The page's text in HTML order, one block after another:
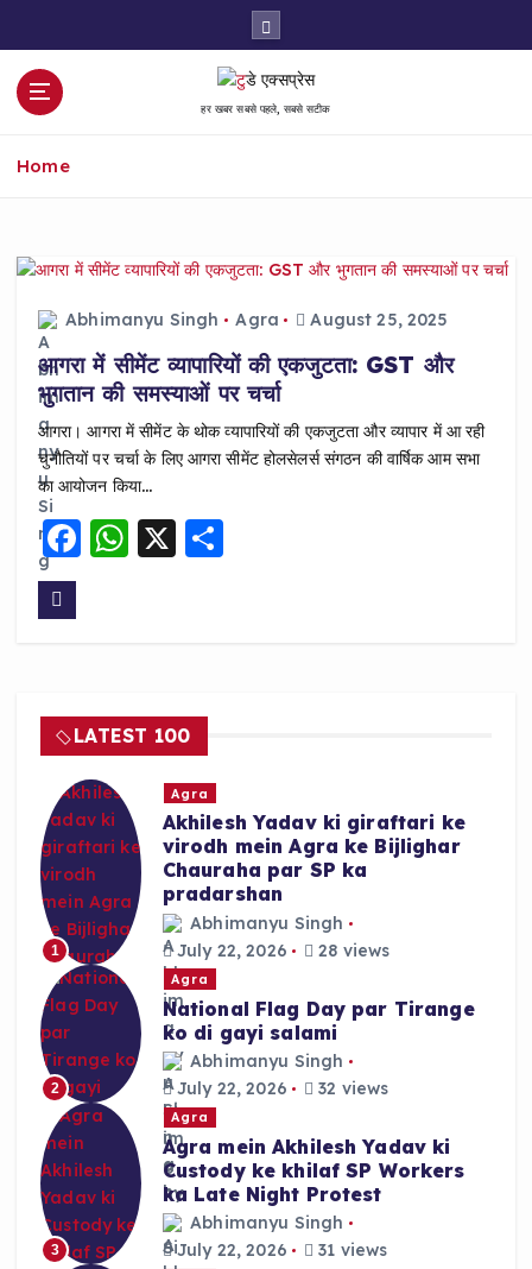
हर खबर सबसे पहले, सबसे सटीक
Home
Abhimanyu Singh Agra August 25, 2025
आगरा में सीमेंट व्यापारियों की एकजुटता: GST और
भुगतान की समस्याओं पर चर्चा
आगरा। आगरा में सीमेंट के थोक व्यापारियों की एकजुटता और व्यापार में आ रही
चुनौतियों पर चर्चा के लिए आगरा सीमेंट होलसेलर्स संगठन की वार्षिक आम सभा
का आयोजन किया…
F
o
o
k
W
p
p
X S
LATEST 100
1
Agra
Akhilesh Yadav ki giraftari ke
virodh mein Agra ke Bijlighar
Chauraha par SP ka
pradarshan
Abhimanyu Singh
July 22, 2026
28 views
2
Agra
National Flag Day par Tirange
ko di gayi salami
Abhimanyu Singh
July 22, 2026
32 views
3
Agra
Agra mein Akhilesh Yadav ki
Custody ke khilaf SP Workers
ka Late Night Protest
Abhimanyu Singh
July 22, 2026
31 views